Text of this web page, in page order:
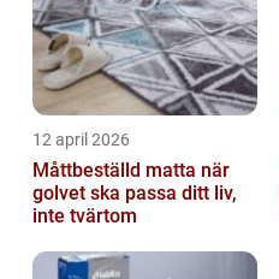
12 april 2026
Måttbeställd matta när
golvet ska passa ditt liv,
inte tvärtom